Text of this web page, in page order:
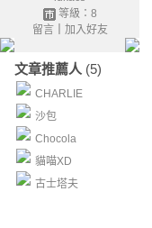
等級：8
留言｜ 加入好友
文章推薦人 (5)
CHARLIE
沙包
Chocola
貓喵XD
古士塔夫